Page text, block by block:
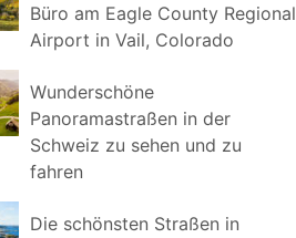
Büro am Eagle County Regional
Airport in Vail, Colorado
Wunderschöne
Panoramastraßen in der
Schweiz zu sehen und zu
fahren
Die schönsten Straßen in